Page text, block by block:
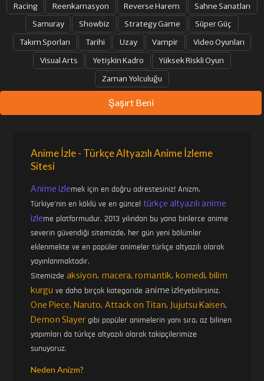
Racing
Reenkarnasyon Reverse Harem
Sahne Sanatları
Samuray
Showbiz Strategy Game
Süper Güç
Takım Sporları
Tarihi Uzay Vampir
Video Oyunları
Visual Arts
Yetişkin Kadro
Yüksek Riskli Oyun
Zaman Yolculuğu
Şaşırt Beni
Anime İzle - Türkçe Altyazılı Anime İzleme
Sitesi
Anime izlemek için en doğru adrestesiniz! Anizm,
Türkiye'nin en köklü ve en günceltürkçe altyazılı anime
izleme platformudur. 2013 yılından bu yana binlerce anime
severin güvendiği sitemizde, her gün yeni bölümler
eklenmekte ve en popüler animeler türkçe altyazılı olarak
yayınlanmaktadır.
Sitemizdeaksiyon, macera,romantik, komedi, bilim
kurgu ve daha birçok kategoride anime izleyebilirsiniz.
One Piece, Naruto,Attack on Titan, Jujutsu Kaisen,
Demon Slayer gibi popüler animelerin yanı sıra, az bilinen
yapımları da türkçe altyazılı olarak takipçilerimize
sunuyoruz.
Neden Anizm?